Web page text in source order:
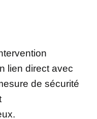
lien direct avec
de sécurité